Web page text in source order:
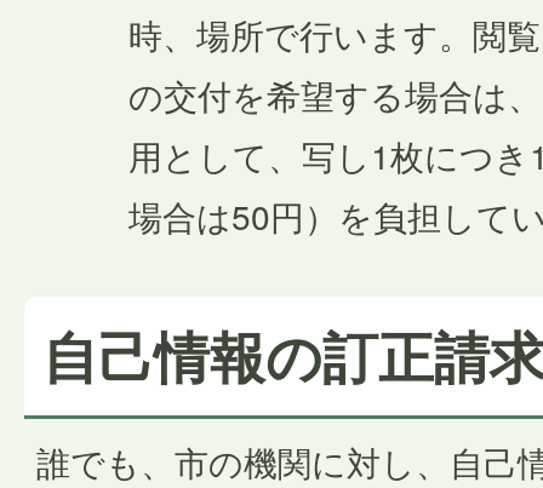
時、場所で行います。閲
の交付を希望する場合は
用として、写し1枚につ
場合は50円）を負担して
自己情報の訂正請
誰でも、市の機関に対し、自己